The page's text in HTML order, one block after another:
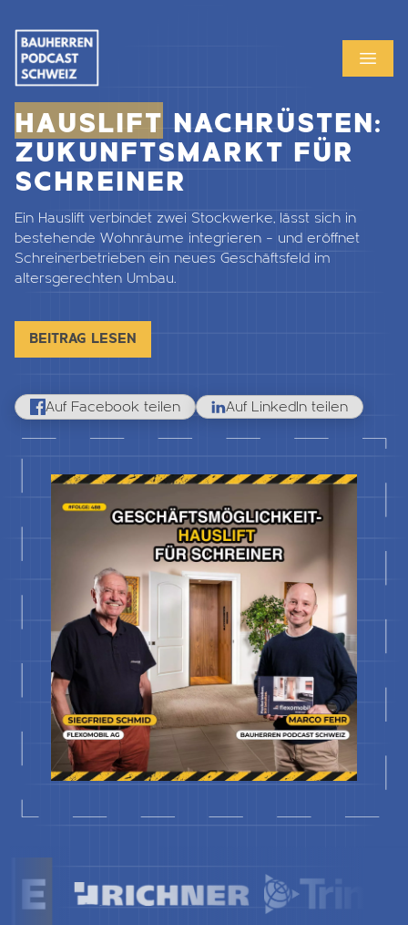
HAUSLIFT NACHRÜSTEN:
ZUKUNFTSMARKT FÜR
SCHREINER
Ein Hauslift verbindet zwei Stockwerke, lässt sich in
bestehende Wohnräume integrieren – und eröffnet
Schreinerbetrieben ein neues Geschäftsfeld im
altersgerechten Umbau.
BEITRAG LESEN
Auf Facebook teilen Auf LinkedIn teilen